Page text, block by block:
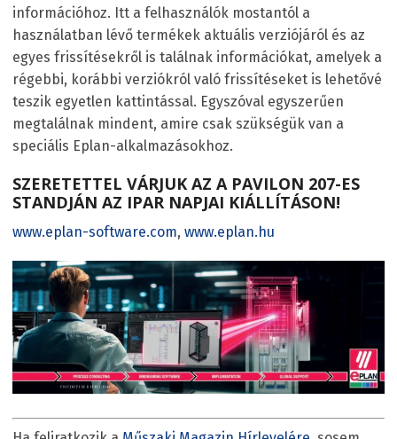
információhoz. Itt a felhasználók mostantól a
használatban lévő termékek aktuális verziójáról és az
egyes frissítésekről is találnak információkat, amelyek a
régebbi, korábbi verziókról való frissítéseket is lehetővé
teszik egyetlen kattintással. Egyszóval egyszerűen
megtalálnak mindent, amire csak szükségük van a
speciális Eplan-alkalmazásokhoz.
SZERETETTEL VÁRJUK AZ A PAVILON 207-ES
STANDJÁN AZ IPAR NAPJAI KIÁLLÍTÁSON!
www.eplan-software.com, www.eplan.hu